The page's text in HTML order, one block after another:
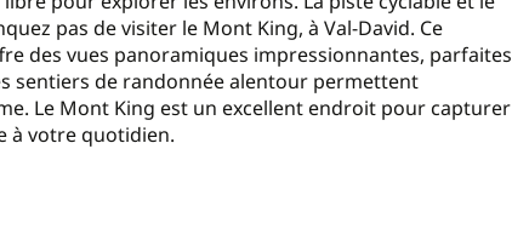
pas de visiter le Mont King, à Val-David. Ce
des vues panoramiques impressionnantes, parfaites
sentiers de randonnée alentour permettent
Le Mont King est un excellent endroit pour capturer
à votre quotidien.